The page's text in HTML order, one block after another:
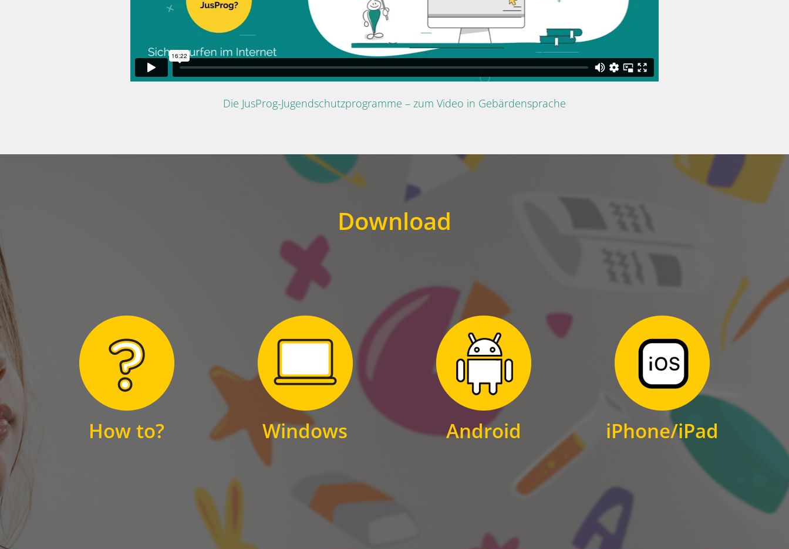
Die JusProg-Jugendschutzprogramme – zum Video in Gebärdensprache
Download
How to?
Hier finden Sie
Windows
Zum Download
für Windows
Android
Zum Download
für Android
iPhone/iPad
Zum Download
für iPhone und iPad